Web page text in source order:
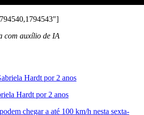
com auxílio de IA
Hardt por 2 anos